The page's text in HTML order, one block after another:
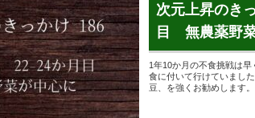
次元上昇のき
目 無農薬野
1年10か月の不食挑戦は
食に付いて行けていまし
豆、を強くお勧めします